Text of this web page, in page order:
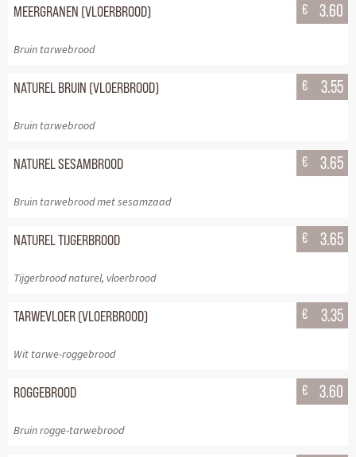
MEERGRANEN (VLOERBROOD)
Bruin tarwebrood
€ 3.60
NATUREL BRUIN (VLOERBROOD)
Bruin tarwebrood
€ 3.55
NATUREL SESAMBROOD
Bruin tarwebrood met sesamzaad
€ 3.65
NATUREL TIJGERBROOD
Tijgerbrood naturel, vloerbrood
€ 3.65
TARWEVLOER (VLOERBROOD)
Wit tarwe-roggebrood
€ 3.35
ROGGEBROOD
Bruin rogge-tarwebrood
€ 3.60